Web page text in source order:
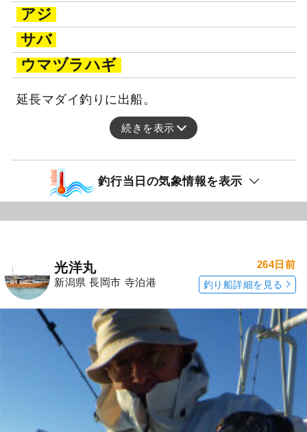
アジ
サバ
ウマヅラハギ
延長マダイ釣りに出船。
続きを表示
釣行当日の気象情報を表示
光洋丸
新潟県 長岡市 寺泊港
264日前
釣り船詳細を見る